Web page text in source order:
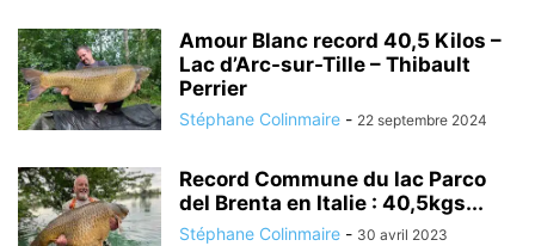
Amour Blanc record 40,5 Kilos –
Lac d’Arc-sur-Tille – Thibault
Perrier
Stéphane Colinmaire - 22 septembre 2024
Record Commune du lac Parco
del Brenta en Italie : 40,5kgs...
Stéphane Colinmaire - 30 avril 2023